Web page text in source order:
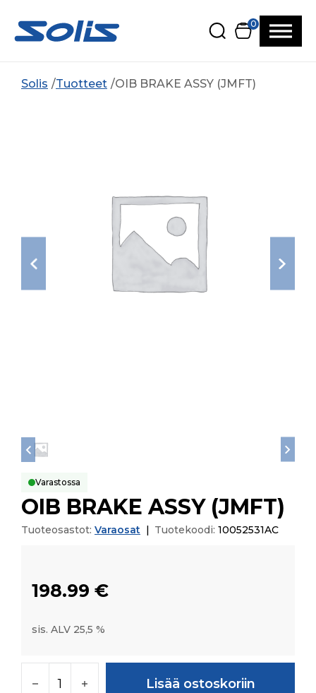
0
Solis Tuotteet OIB BRAKE ASSY (JMFT)
Varastossa
OIB BRAKE ASSY (JMFT)
Tuoteosastot: Varaosat Tuotekoodi: 10052531AC
198.99 €
sis. ALV 25,5 %
Lisää ostoskoriin